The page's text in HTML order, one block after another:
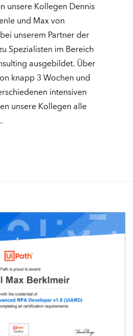
unsere Kollegen Dennis
und Max von
unserem Partner der
Spezialisten im Bereich
ausgebildet. Über
knapp 3 Wochen und
intensiven
unsere Kollegen alle